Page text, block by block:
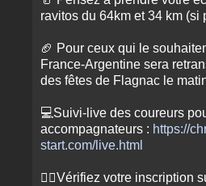
ravitos du 64km et 34 km (si
🏈 Pour ceux qui le
France-Argentine sera
des fêtes de Flagnac le
💻Suivi-live des coureurs
accompagnateurs : https://
start.com/live.html
🏃‍♂️Vérifiez votre inscription